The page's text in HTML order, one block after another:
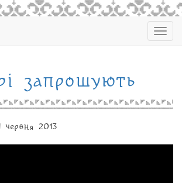
запрошують
червня 2013